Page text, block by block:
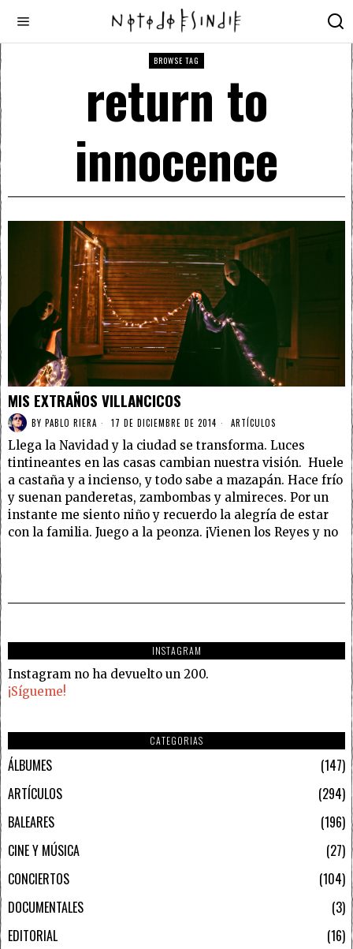
BROWSE TAG
return to
innocence
MIS EXTRAÑOS VILLANCICOS
BY PABLO RIERA 17 DE DICIEMBRE DE 2014 ARTÍCULOS
Llega la Navidad y la ciudad se transforma. Luces
tintineantes en las casas cambian nuestra visión. Huele
a castaña y a incienso, y todo sabe a mazapán. Hace frío
y suenan panderetas, zambombas y almireces. Por un
instante me siento niño y recuerdo la alegría de estar
con la familia. Juego a la peonza. ¡Vienen los Reyes y no
INSTAGRAM
Instagram no ha devuelto un 200.
¡Sígueme!
CATEGORIAS
ÁLBUMES
147
ARTÍCULOS
294
BALEARES
196
CINE Y MÚSICA
27
CONCIERTOS
104
DOCUMENTALES
3
EDITORIAL
16